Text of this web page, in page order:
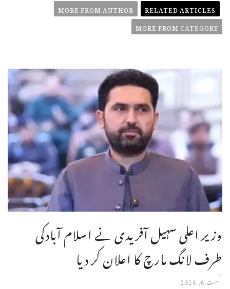
RELATED ARTICLES
MORE FROM AUTHOR
MORE FROM CATEGORY
وزیر اعلیٰ سہیل آفریدی نے اسلام آبادکی
طرف لانگ مارچ کا اعلان کر دیا
اگست 6, 2026